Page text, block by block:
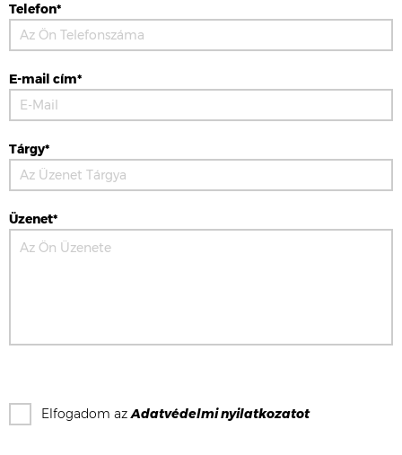
Telefon*
E-mail cím*
Tárgy*
Üzenet*
Elfogadom azAdatvédelmi nyilatkozatot